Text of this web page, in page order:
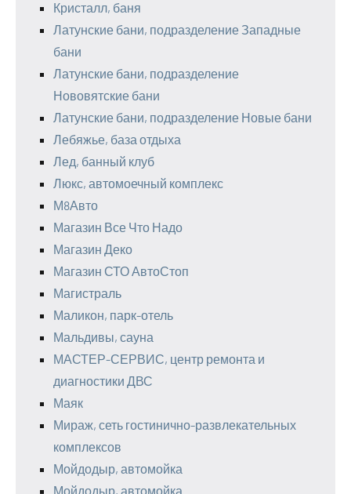
Кристалл, баня
Латунские бани, подразделение Западные
бани
Латунские бани, подразделение
Нововятские бани
Латунские бани, подразделение Новые бани
Лебяжье, база отдыха
Лед, банный клуб
Люкс, автомоечный комплекс
М8Авто
Магазин Все Что Надо
Магазин Деко
Магазин СТО АвтоСтоп
Магистраль
Маликон, парк-отель
Мальдивы, сауна
МАСТЕР-СЕРВИС, центр ремонта и
диагностики ДВС
Маяк
Мираж, сеть гостинично-развлекательных
комплексов
Мойдодыр, автомойка
Мойдодыр, автомойка